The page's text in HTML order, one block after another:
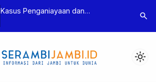
Kasus Penganiayaan dan
Tebo Tetapkan Dua Tersangka
Polres
Dua
search
light_mode